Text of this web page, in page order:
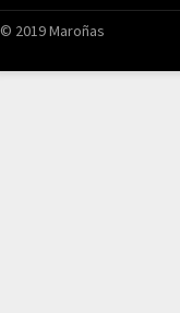
© 2019 Maroñas